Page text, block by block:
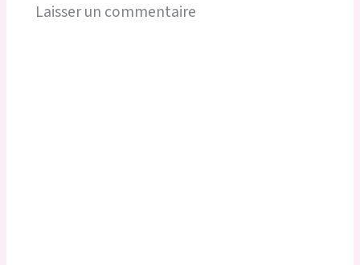
Laisser un commentaire